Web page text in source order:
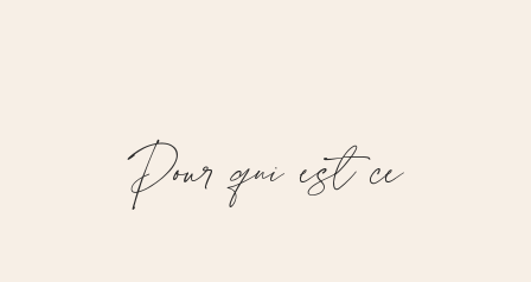
Pour qui est ce